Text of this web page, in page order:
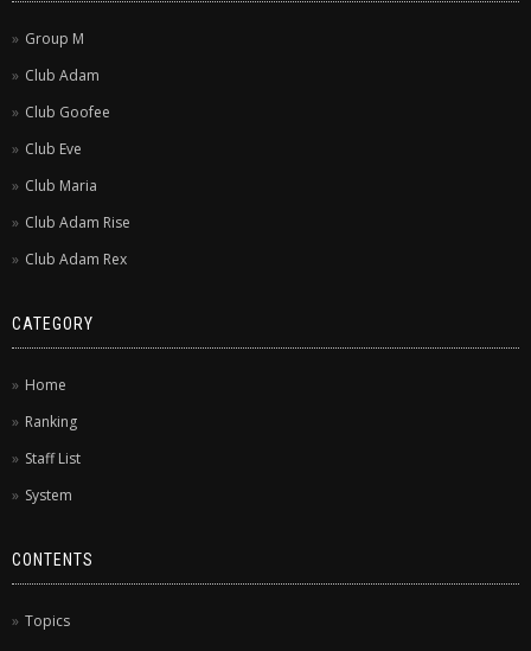
Group M
Club Adam
Club Goofee
Club Eve
Club Maria
Club Adam Rise
Club Adam Rex
CATEGORY
Home
Ranking
Staff List
System
CONTENTS
Topics